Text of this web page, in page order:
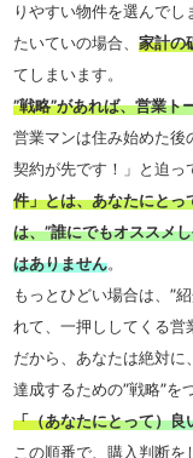
りやすい物件を選んでし
たいていの場合、家計の
てしまいます。
”戦略”があれば、営業ト
営業マンは住み始めた後
契約が先です！」と迫っ
件」とは、あなたにとっ
は、”誰にでもオススメ
はありません。
もっとひどい場合は、”
れて、一押ししてくる
だから、あなたは絶対に
達成するための”戦略”を
「（あなたにとって）良
この順番で、購入判断を